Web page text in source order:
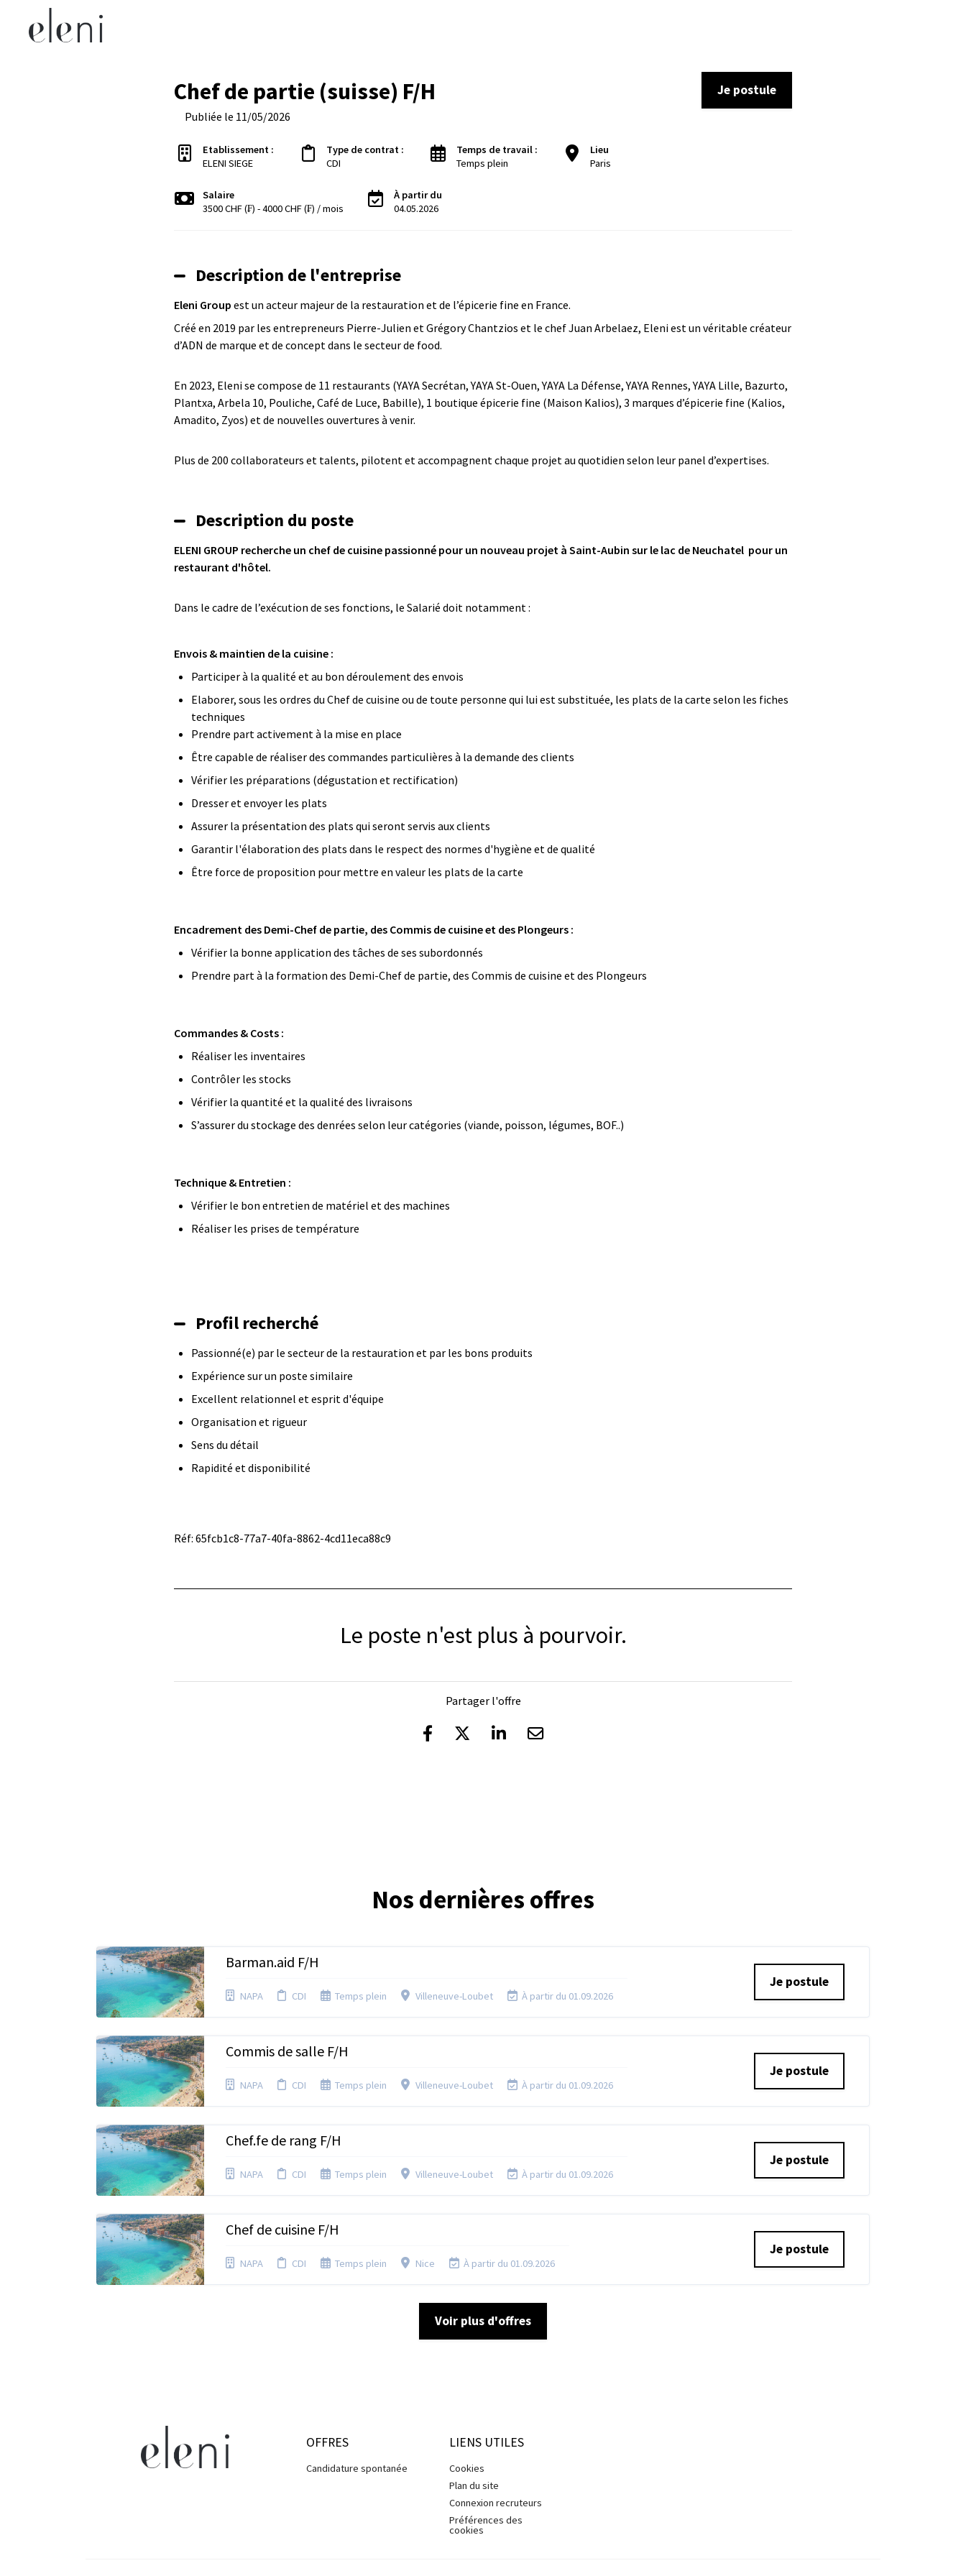
Chef de partie (suisse) F/H Je postule
Publiée le 11/05/2026
Etablissement :
ELENI SIEGE
Type de contrat :
CDI
Temps de travail :
Temps plein
Lieu
Paris
Salaire
3500 CHF (₣) - 4000 CHF (₣) / mois
À partir du
04.05.2026
Description de l'entreprise
Eleni Group est un acteur majeur de la restauration et de l’épicerie fine en France.
Créé en 2019 par les entrepreneurs Pierre-Julien et Grégory Chantzios et le chef Juan Arbelaez, Eleni est un véritable créateur
d’ADN de marque et de concept dans le secteur de food.
En 2023, Eleni se compose de 11 restaurants (YAYA Secrétan, YAYA St-Ouen, YAYA La Défense, YAYA Rennes, YAYA Lille, Bazurto,
Plantxa, Arbela 10, Pouliche, Café de Luce, Babille), 1 boutique épicerie fine (Maison Kalios), 3 marques d’épicerie fine (Kalios,
Amadito, Zyos) et de nouvelles ouvertures à venir.
Plus de 200 collaborateurs et talents, pilotent et accompagnent chaque projet au quotidien selon leur panel d’expertises.
Description du poste
ELENI GROUP recherche un chef de cuisine passionné pour un nouveau projet à Saint-Aubin sur le lac de Neuchatel pour un
restaurant d'hôtel.
Dans le cadre de l’exécution de ses fonctions, le Salarié doit notamment :
Envois & maintien de la cuisine :
Participer à la qualité et au bon déroulement des envois
Elaborer, sous les ordres du Chef de cuisine ou de toute personne qui lui est substituée, les plats de la carte selon les fiches
techniques
Prendre part activement à la mise en place
Être capable de réaliser des commandes particulières à la demande des clients
Vérifier les préparations (dégustation et rectification)
Dresser et envoyer les plats
Assurer la présentation des plats qui seront servis aux clients
Garantir l'élaboration des plats dans le respect des normes d'hygiène et de qualité
Être force de proposition pour mettre en valeur les plats de la carte
Encadrement des Demi-Chef de partie, des Commis de cuisine et des Plongeurs :
Vérifier la bonne application des tâches de ses subordonnés
Prendre part à la formation des Demi-Chef de partie, des Commis de cuisine et des Plongeurs
Commandes & Costs :
Réaliser les inventaires
Contrôler les stocks
Vérifier la quantité et la qualité des livraisons
S’assurer du stockage des denrées selon leur catégories (viande, poisson, légumes, BOF..)
Technique & Entretien :
Vérifier le bon entretien de matériel et des machines
Réaliser les prises de température
Profil recherché
Passionné(e) par le secteur de la restauration et par les bons produits
Expérience sur un poste similaire
Excellent relationnel et esprit d'équipe
Organisation et rigueur
Sens du détail
Rapidité et disponibilité
Réf: 65fcb1c8-77a7-40fa-8862-4cd11eca88c9
Le poste n'est plus à pourvoir.
Partager l'offre
Nos dernières offres
Barman.aid F/H
NAPA CDI Temps plein Villeneuve-Loubet À partir du 01.09.2026
Je postule
Commis de salle F/H
NAPA CDI Temps plein Villeneuve-Loubet À partir du 01.09.2026
Je postule
Chef.fe de rang F/H
NAPA CDI Temps plein Villeneuve-Loubet À partir du 01.09.2026
Je postule
Chef de cuisine F/H
NAPA CDI Temps plein Nice À partir du 01.09.2026
Je postule
Voir plus d'offres
OFFRES
Candidature spontanée
LIENS UTILES
Cookies
Plan du site
Connexion recruteurs
Préférences des
cookies